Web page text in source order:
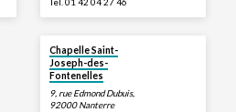
Chapelle Saint-
Joseph-des-
Fontenelles
9, rue Edmond Dubuis,
92000 Nanterre